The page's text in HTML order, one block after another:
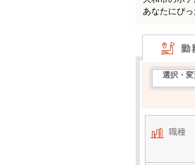
あなたにぴ
勤務地で検索
選択・変
職種